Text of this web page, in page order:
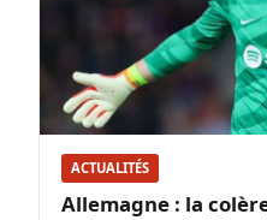
ACTUALITÉS
Allemagne : la